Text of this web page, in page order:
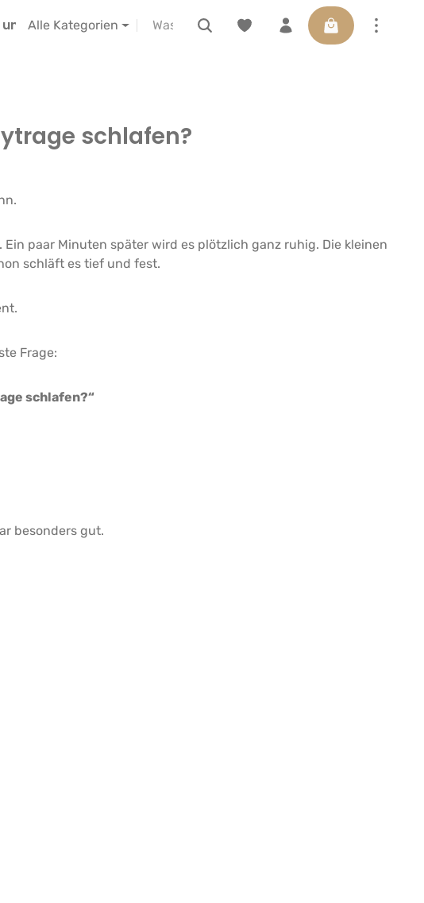
LELIBA vor Ort erleben Gutscheine
Alle Kategorien
Warenkorb
schlafen?
paar Minuten später wird es plötzlich ganz ruhig. Die kleinen
schläft es tief und fest.
Frage:
schlafen?“
besonders gut.